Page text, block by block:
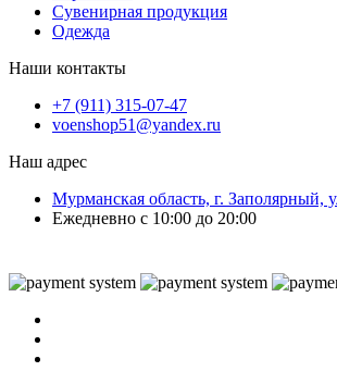
Сувенирная продукция
Одежда
Наши контакты
+7 (911) 315-07-47
voenshop51@yandex.ru
Наш адрес
Мурманская область, г. Заполярный,
Ежедневно с 10:00 до 20:00